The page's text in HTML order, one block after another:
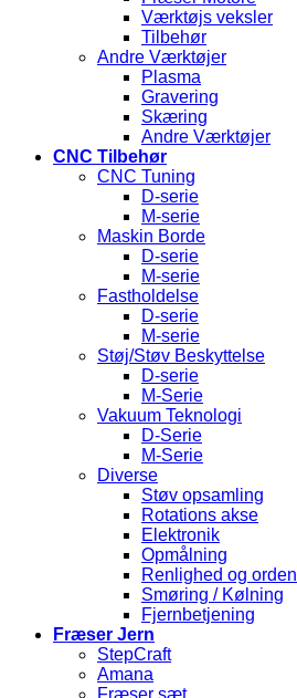
Værktøjs veksler
Tilbehør
Andre Værktøjer
Plasma
Gravering
Skæring
Andre Værktøjer
CNC Tilbehør
CNC Tuning
D-serie
M-serie
Maskin Borde
D-serie
M-serie
Fastholdelse
D-serie
M-serie
Støj/Støv Beskyttelse
D-serie
M-Serie
Vakuum Teknologi
D-Serie
M-Serie
Diverse
Støv opsamling
Rotations akse
Elektronik
Opmålning
Renlighed og orden
Smøring / Kølning
Fjernbetjening
Fræser Jern
StepCraft
Amana